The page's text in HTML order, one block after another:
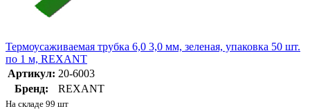
Термоусаживаемая трубка 6,0 3,0 мм, зеленая, упаковка 50 шт.
по 1 м, REXANT
Артикул: 20-6003
Бренд:
REXANT
На складе 99 шт